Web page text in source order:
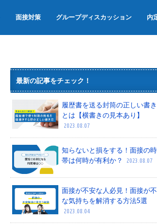
面接対策
面接のマナー
面接でよく聞かれる質問
グループディスカッション
グループワーク
内
内
内
内
最新の記事をチェック！
履歴書を送る封筒の正しい書
とは【横書きの見本あり】
2023.08.07
知らないと損をする！面接の
帯は何時が有利か？
2023.08.07
面接が不安な人必見！面接が
な気持ちを解消する方法5選
2023.08.04